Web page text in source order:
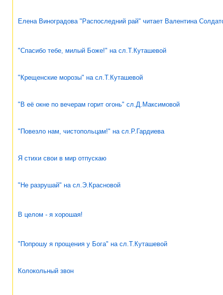
Елена Виноградова "Распоследний рай" читает Валентина
"Спасибо тебе, милый Боже!" на сл.Т.Куташевой
"Крещенские морозы" на сл.Т.Куташевой
"В её окне по вечерам горит огонь" сл.Д.Максимовой
"Повезло нам, чистопольцам!" на сл.Р.Гардиева
Я стихи свои в мир отпускаю
"Не разрушай" на сл.Э.Красновой
В целом - я хорошая!
"Попрошу я прощения у Бога" на сл.Т.Куташевой
Колокольный звон